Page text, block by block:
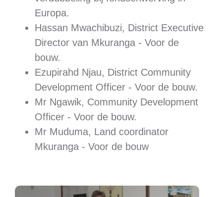
Europa.
Hassan Mwachibuzi, District Executive
Director van Mkuranga - Voor de
bouw.
Ezupirahd Njau, District Community
Development Officer - Voor de bouw.
Mr Ngawik, Community Development
Officer - Voor de bouw.
Mr Muduma, Land coordinator
Mkuranga - Voor de bouw